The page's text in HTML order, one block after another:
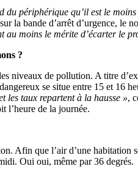
du périphérique qu’il est le moins
la bande d’arrêt d’urgence, le
au moins le mérite d’écarter le
?
niveaux de pollution. A titre
se situe entre 15 et 16
les taux repartent à la hausse »,
l’heure de la journée.
Afin que l’air d’une
Oui oui, même par 36 degrés.